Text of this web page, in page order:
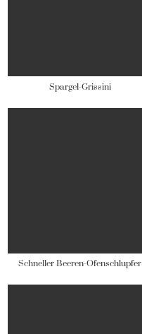
Spargel-Grissini
Schneller Beeren-Ofenschlupfer